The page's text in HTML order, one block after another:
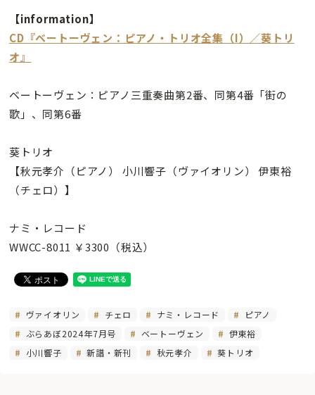
【information】
CD『ベートーヴェン：ピアノ・トリオ全集（I）／葵トリ
オ』
ベートーヴェン：ピアノ三重奏曲第2番、同第4番「街の
歌」、同第6番
葵トリオ
【秋元孝介（ピアノ） 小川響子（ヴァイオリン） 伊東裕
（チェロ）】
ナミ・レコード
WWCC-8011 ￥3300（税込）
ヴァイオリン チェロ ナミ・レコード
ピアノ
ぶらあぼ2024年7月号
ベートーヴェン
伊東裕
小川響子
新譜・新刊 秋元孝介 葵トリオ